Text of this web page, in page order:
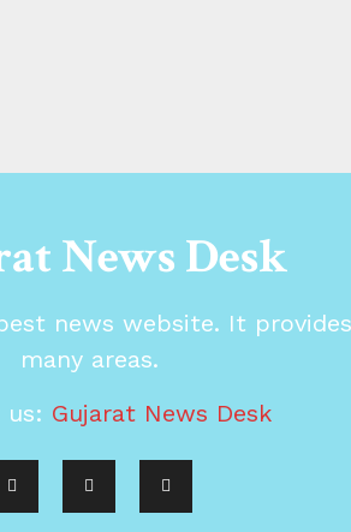
News Desk
news website. It
many areas.
us: Gujarat News Desk